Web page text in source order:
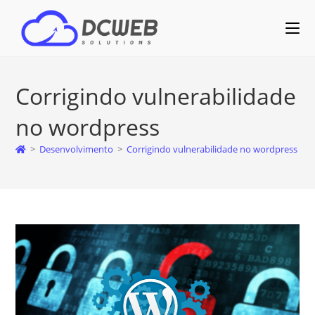
Corrigindo vulnerabilidade
no wordpress
> Desenvolvimento > Corrigindo vulnerabilidade no wordpress